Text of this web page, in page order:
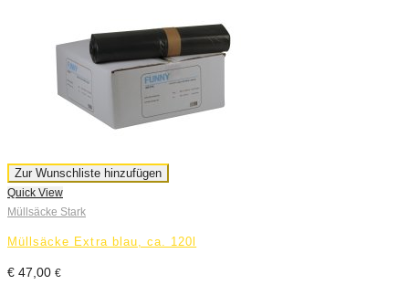
Zur Wunschliste hinzufügen
Quick View
Müllsäcke Stark
Müllsäcke Extra blau, ca. 120l
€ 47,00 €